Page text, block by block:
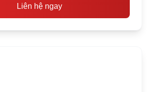
Liên hệ ngay